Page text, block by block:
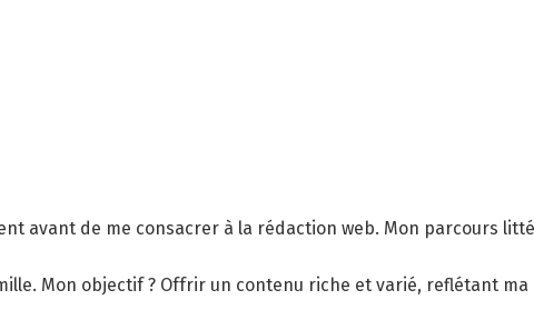
avant de me consacrer à la rédaction web. Mon parcours
Mon objectif ? Offrir un contenu riche et varié, reflétant